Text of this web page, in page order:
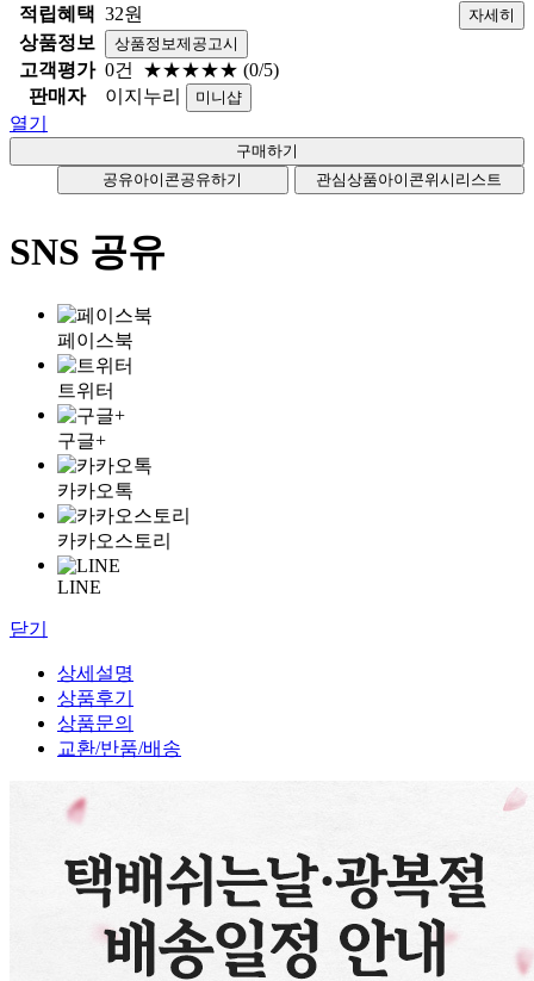
적립혜택 32원 자세히
상품정보 상품정보제공고시
고객평가 0건 ★★★★★ (0/5)
판매자
이지누리 미니샵
열기
공유아이콘공유하기 관심상품아이콘위시리스트
SNS 공유
페이스북
트위터
구글+
카카오톡
카카오스토리
LINE
닫기
상세설명
상품후기
상품문의
교환/반품/배송